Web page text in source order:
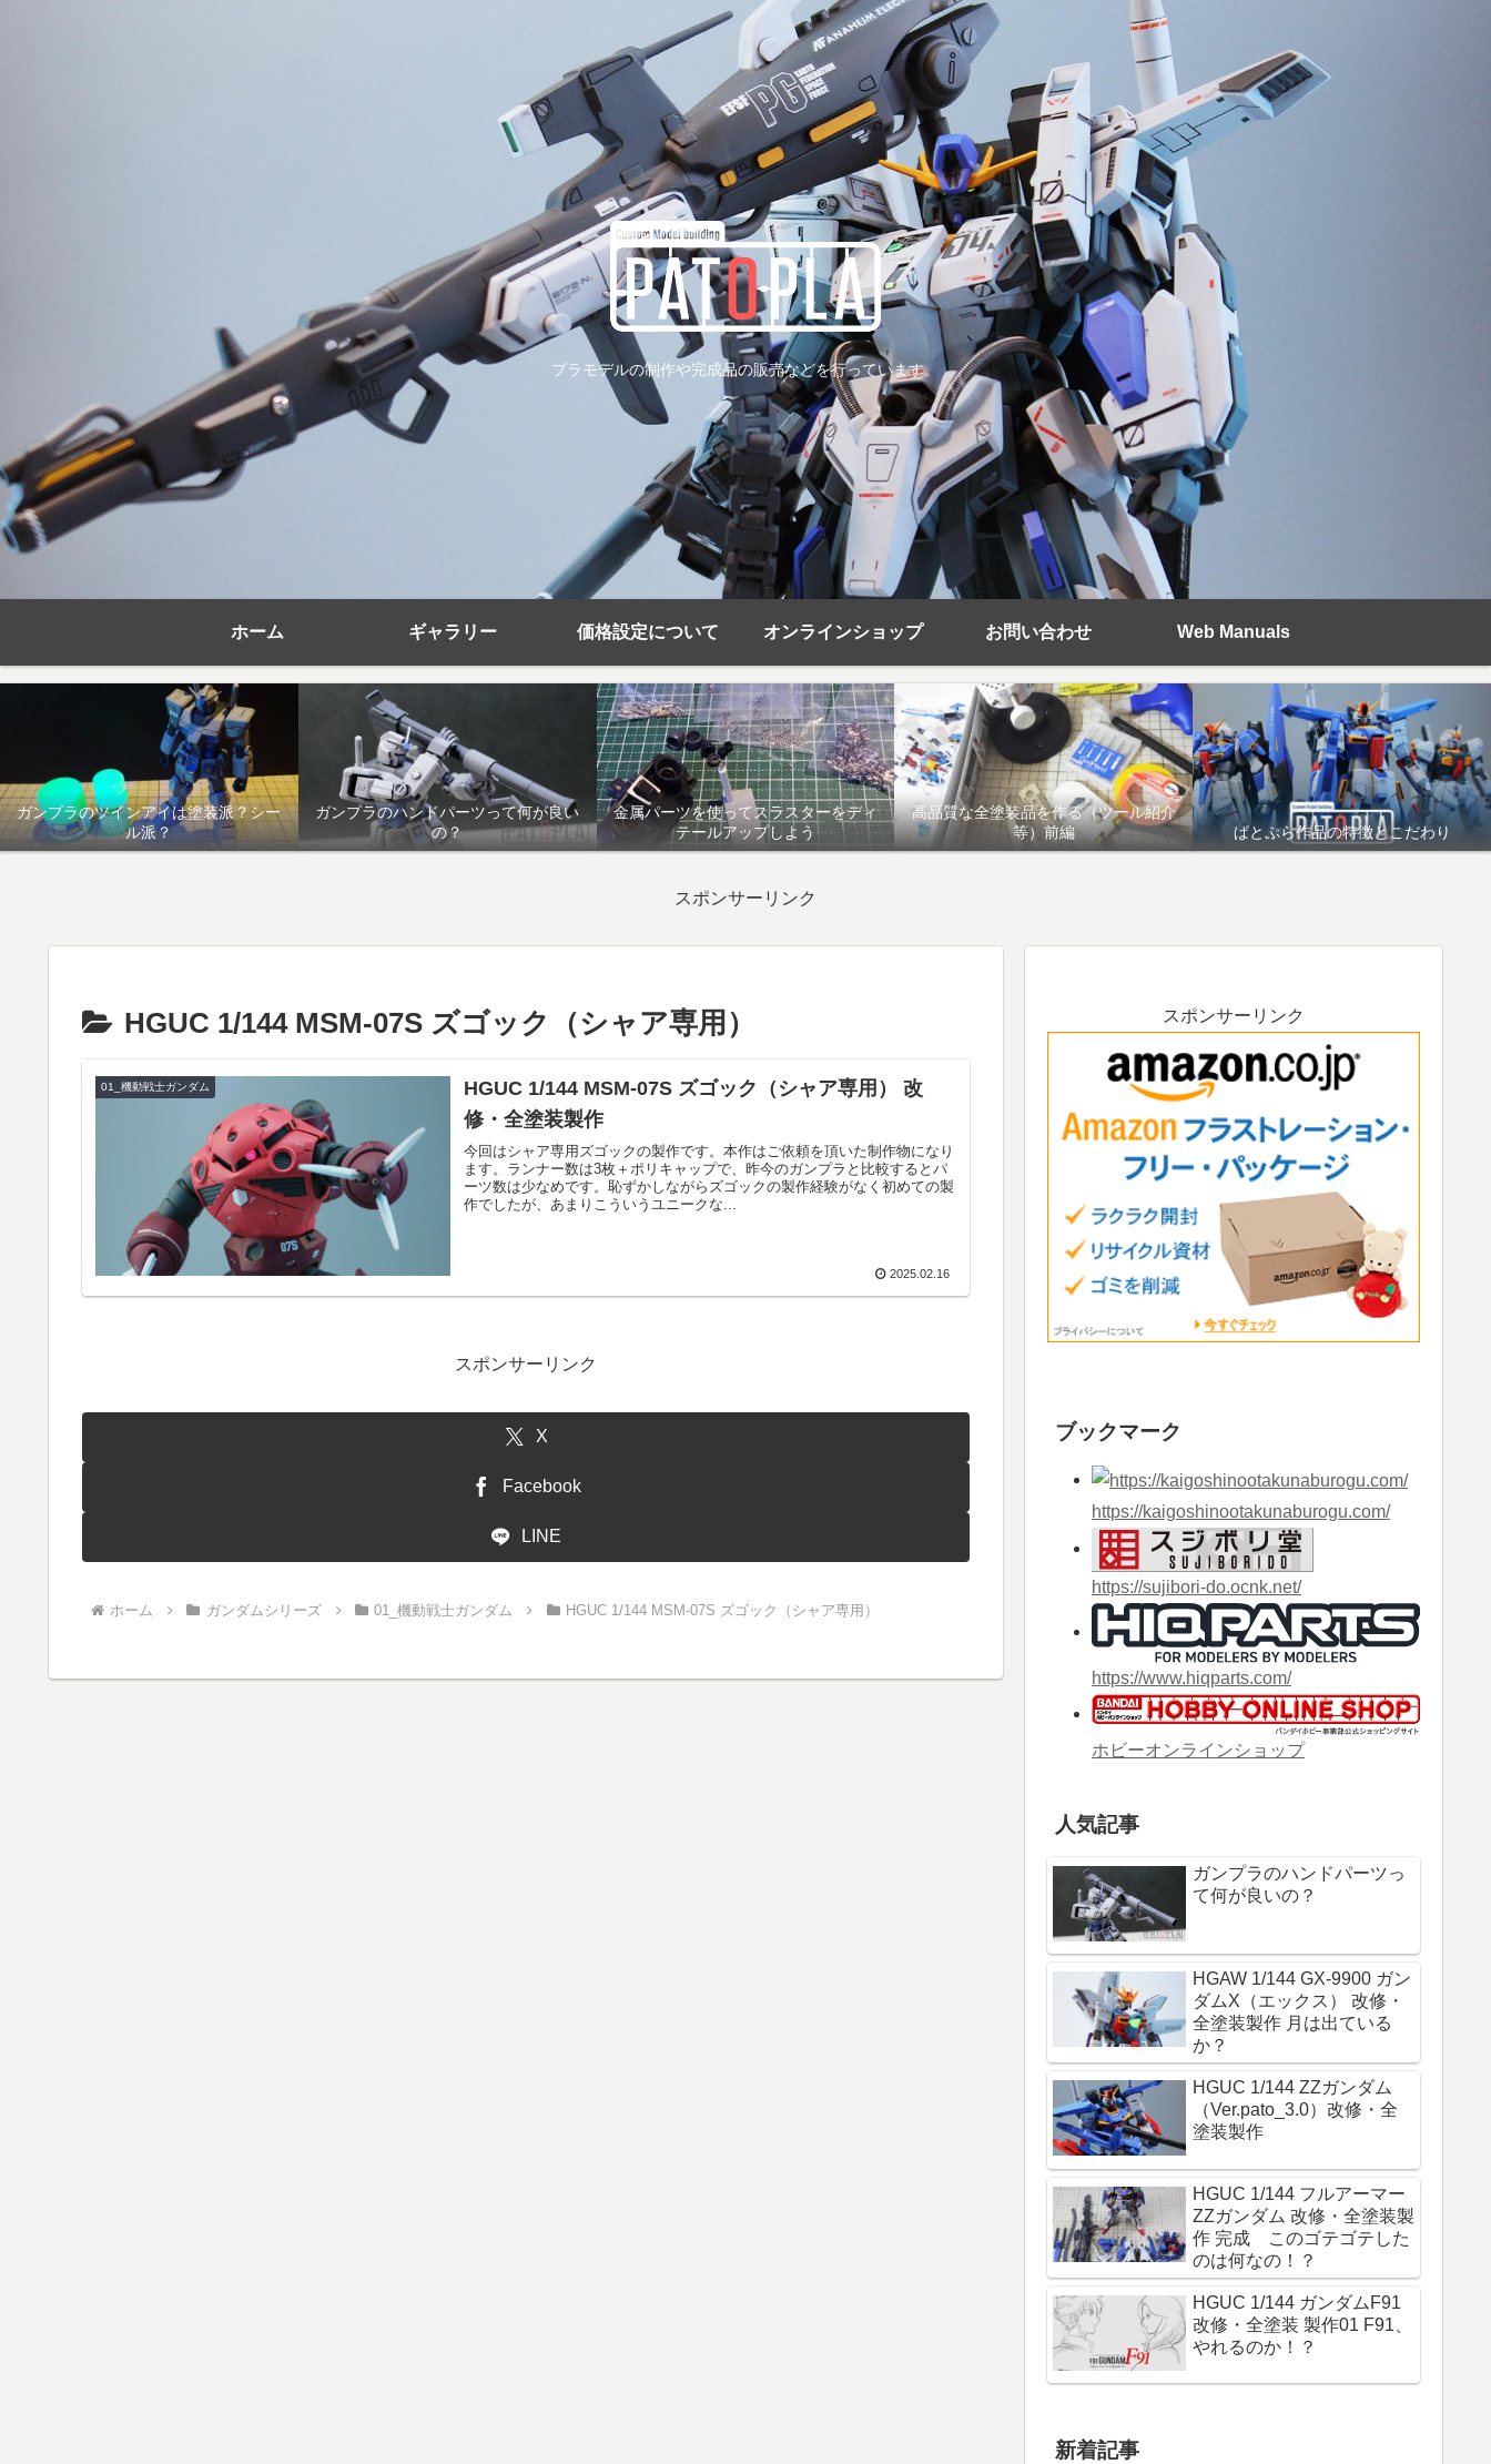
プラモデルの制作や完成品の販売などを行っています。
ホーム ギャラリー 価格設定について オンラインショップ お問い合わせ Web Manuals
ガンプラのツインアイは塗装派？シー
ル派？
ガンプラのハンドパーツって何が良い
の？
金属パーツを使ってスラスターをディ
テールアップしよう
高品質な全塗装品を作る（ツール紹介
等）前編
ぱとぷら作品の特徴とこだわり
スポンサーリンク
HGUC 1/144 MSM-07S ズゴック（シャア専用）
01_機動戦士ガンダム
HGUC 1/144 MSM-07S ズゴック（シャア専用） 改
修・全塗装製作
今回はシャア専用ズゴックの製作です。本作はご依頼を頂いた制作物になり
ます。ランナー数は3枚＋ポリキャップで、昨今のガンプラと比較するとパ
ーツ数は少なめです。恥ずかしながらズゴックの製作経験がなく初めての製
作でしたが、あまりこういうユニークな...
2025.02.16
スポンサーリンク
X
Facebook
LINE
ホーム ガンダムシリーズ 01_機動戦士ガンダム HGUC 1/144 MSM-07S ズゴック（シャア専用）
スポンサーリンク
ブックマーク
https://kaigoshinootakunaburogu.com/
https://sujibori-do.ocnk.net/
https://www.hiqparts.com/
ホビーオンラインショップ
人気記事
ガンプラのハンドパーツっ
て何が良いの？
HGAW 1/144 GX-9900 ガン
ダムX（エックス） 改修・
全塗装製作 月は出ている
か？
HGUC 1/144 ZZガンダム
（Ver.pato_3.0）改修・全
塗装製作
HGUC 1/144 フルアーマー
ZZガンダム 改修・全塗装製
作 完成 このゴテゴテした
のは何なの！？
HGUC 1/144 ガンダムF91
改修・全塗装 製作01 F91、
やれるのか！？
新着記事